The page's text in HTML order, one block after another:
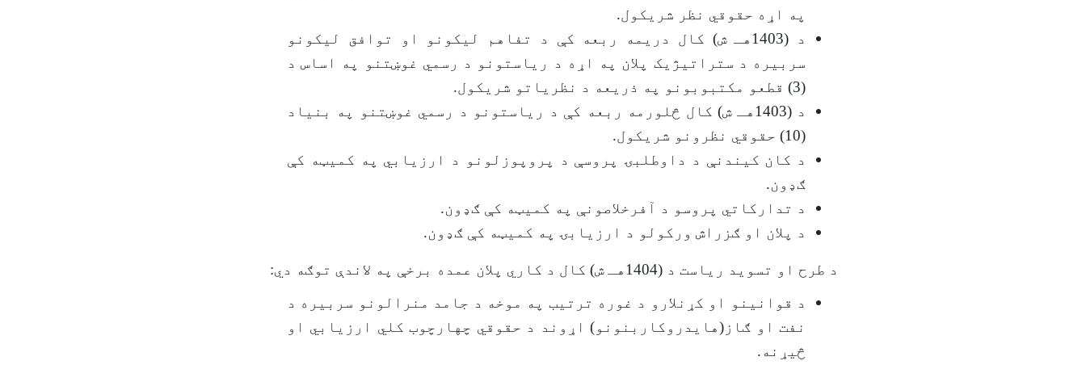
په اړه حقوقي نظر شریکول.
د (1403هـ ش) کال دریمه ربعه کې د تفاهم لیکونو او توافق لیکونو
سربیره د ستراتیژیک پلان په اړه د ریاستونو د رسمي غوښتنو په اساس د
(3) قطعو مکتبوبونو په ذریعه د نظریاتو شریکول.
د (1403هـ ش) کال څلورمه ربعه کې د ریاستونو د رسمي غوښتنو په بنیاد
(10) حقوقي نظرونو شریکول.
د کان کیندنې د داوطلبۍ پروسې د پروپوزلونو د ارزیابي په کمیټه کې
ګډون.
د تدارکاتي پروسو د آفرخلاصونې په کمیټه کې ګډون.
د پلان او ګزراش ورکولو د ارزیابۍ په کمیټه کې ګډون.
د طرح او تسوید ریاست د (1404هـ ش) کال د کاري پلان عمده برخې په لاندې توګه دي:
د قوانینو او کړنلارو د غوره ترتیب په موخه د جامد منرالونو سربیره د
نفت او ګاز(هایدروکاربنونو) اړوند د حقوقي چهارچوب کلي ارزیابي او
څیړنه.